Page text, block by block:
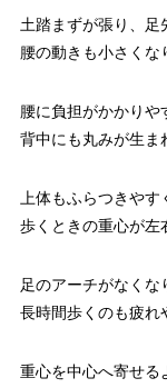
土踏まずが張り、足
腰の動きも小さくな
腰に負担がかかりや
背中にも丸みが生ま
上体もふらつきやす
歩くときの重心が左
足のアーチがなくな
長時間歩くのも疲れ
重心を中心へ寄せる